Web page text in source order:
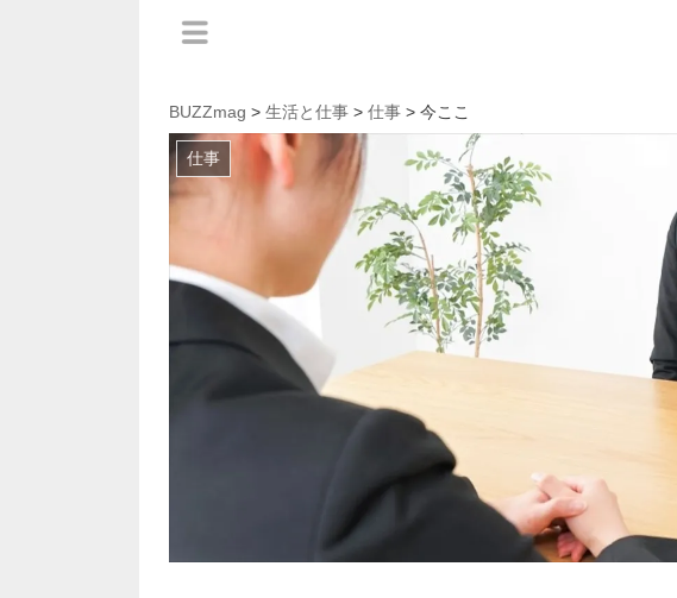
BUZZmag > 生活と仕事 > 仕事 > 今ここ
仕事